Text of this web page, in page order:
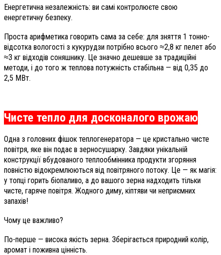
Енергетична незалежність: ви самі контролюєте свою
енергетичну безпеку.
Проста арифметика говорить сама за себе: для зняття 1 тонно-
відсотка вологості з кукурудзи потрібно всього ≈2,8 кг пелет або
≈3 кг відходів соняшнику. Це значно дешевше за традиційні
методи, і до того ж теплова потужність стабільна — від 0,35 до
2,5 МВт.
Чисте тепло для досконалого врожаю
Одна з головних фішок теплогенератора — це кристально чисте
повітря, яке він подає в зерносушарку. Завдяки унікальній
конструкції вбудованого теплообмінника продукти згоряння
повністю відокремлюються від повітряного потоку. Це — як магія:
у топці горить біопаливо, а до вашого зерна надходить тільки
чисте, гаряче повітря. Жодного диму, кіптяви чи неприємних
запахів!
Чому це важливо?
По-перше — висока якість зерна. Зберігається природний колір,
аромат і поживна цінність.